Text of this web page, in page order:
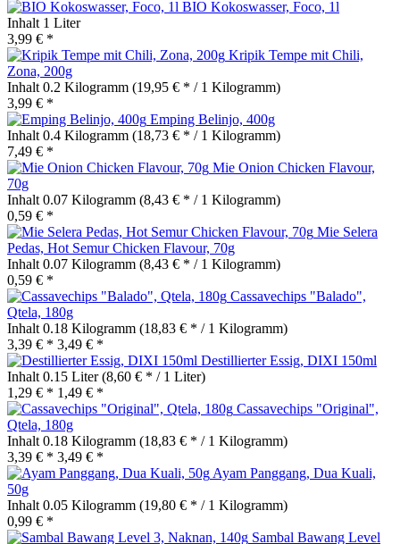
BIO Kokoswasser, Foco, 1l
Inhalt 1 Liter
3,99 € *
Kripik Tempe mit Chili,
Zona, 200g
Inhalt 0.2 Kilogramm (19,95 € * / 1 Kilogramm)
3,99 € *
Emping Belinjo, 400g
Inhalt 0.4 Kilogramm (18,73 € * / 1 Kilogramm)
7,49 € *
Mie Onion Chicken Flavour,
70g
Inhalt 0.07 Kilogramm (8,43 € * / 1 Kilogramm)
0,59 € *
Mie Selera
Pedas, Hot Semur Chicken Flavour, 70g
Inhalt 0.07 Kilogramm (8,43 € * / 1 Kilogramm)
0,59 € *
Cassavechips "Balado",
Qtela, 180g
Inhalt 0.18 Kilogramm (18,83 € * / 1 Kilogramm)
3,39 € * 3,49 € *
Destillierter Essig, DIXI 150ml
Inhalt 0.15 Liter(8,60 € * / 1 Liter)
1,29 € * 1,49 € *
Cassavechips "Original",
Qtela, 180g
Inhalt 0.18 Kilogramm (18,83 € * / 1 Kilogramm)
3,39 € * 3,49 € *
Ayam Panggang, Dua Kuali,
50g
Inhalt 0.05 Kilogramm (19,80 € * / 1 Kilogramm)
0,99 € *
Sambal Bawang Level